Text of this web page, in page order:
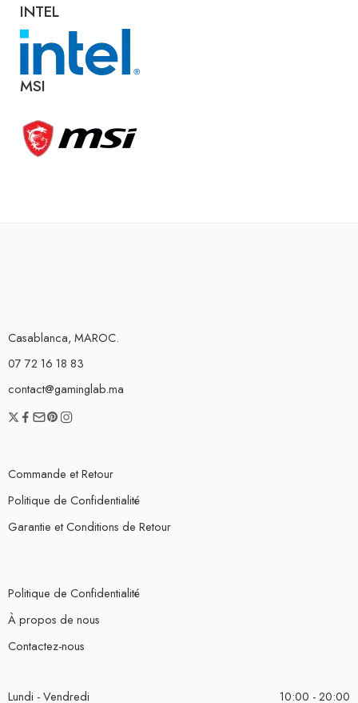
INTEL
MSI
Casablanca, MAROC.
07 72 16 18 83
contact@gaminglab.ma
Commande et Retour
Politique de Confidentialité
Garantie et Conditions de Retour
Politique de Confidentialité
À propos de nous
Contactez-nous
Lundi - Vendredi 10:00 - 20:00